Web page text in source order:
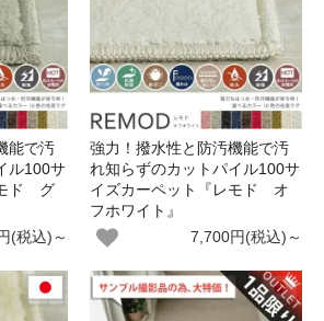
能で汚
ル100サ
ド グ
(税込)～
強力！撥水性と防汚機能で汚
れ知らずのカットパイル100サ
イズカーペット『レモド オ
フホワイト』
7,700円(税込)～